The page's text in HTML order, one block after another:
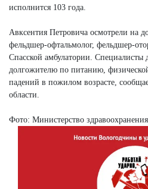
исполнится 103 года.
Авксентия Петровича осмотрели на
фельдшер-офтальмолог, фельдшер-
Спасской амбулатории. Специалисты
долгожителю по питанию,
падений в пожилом возрасте,
области.
Фото: Министерство